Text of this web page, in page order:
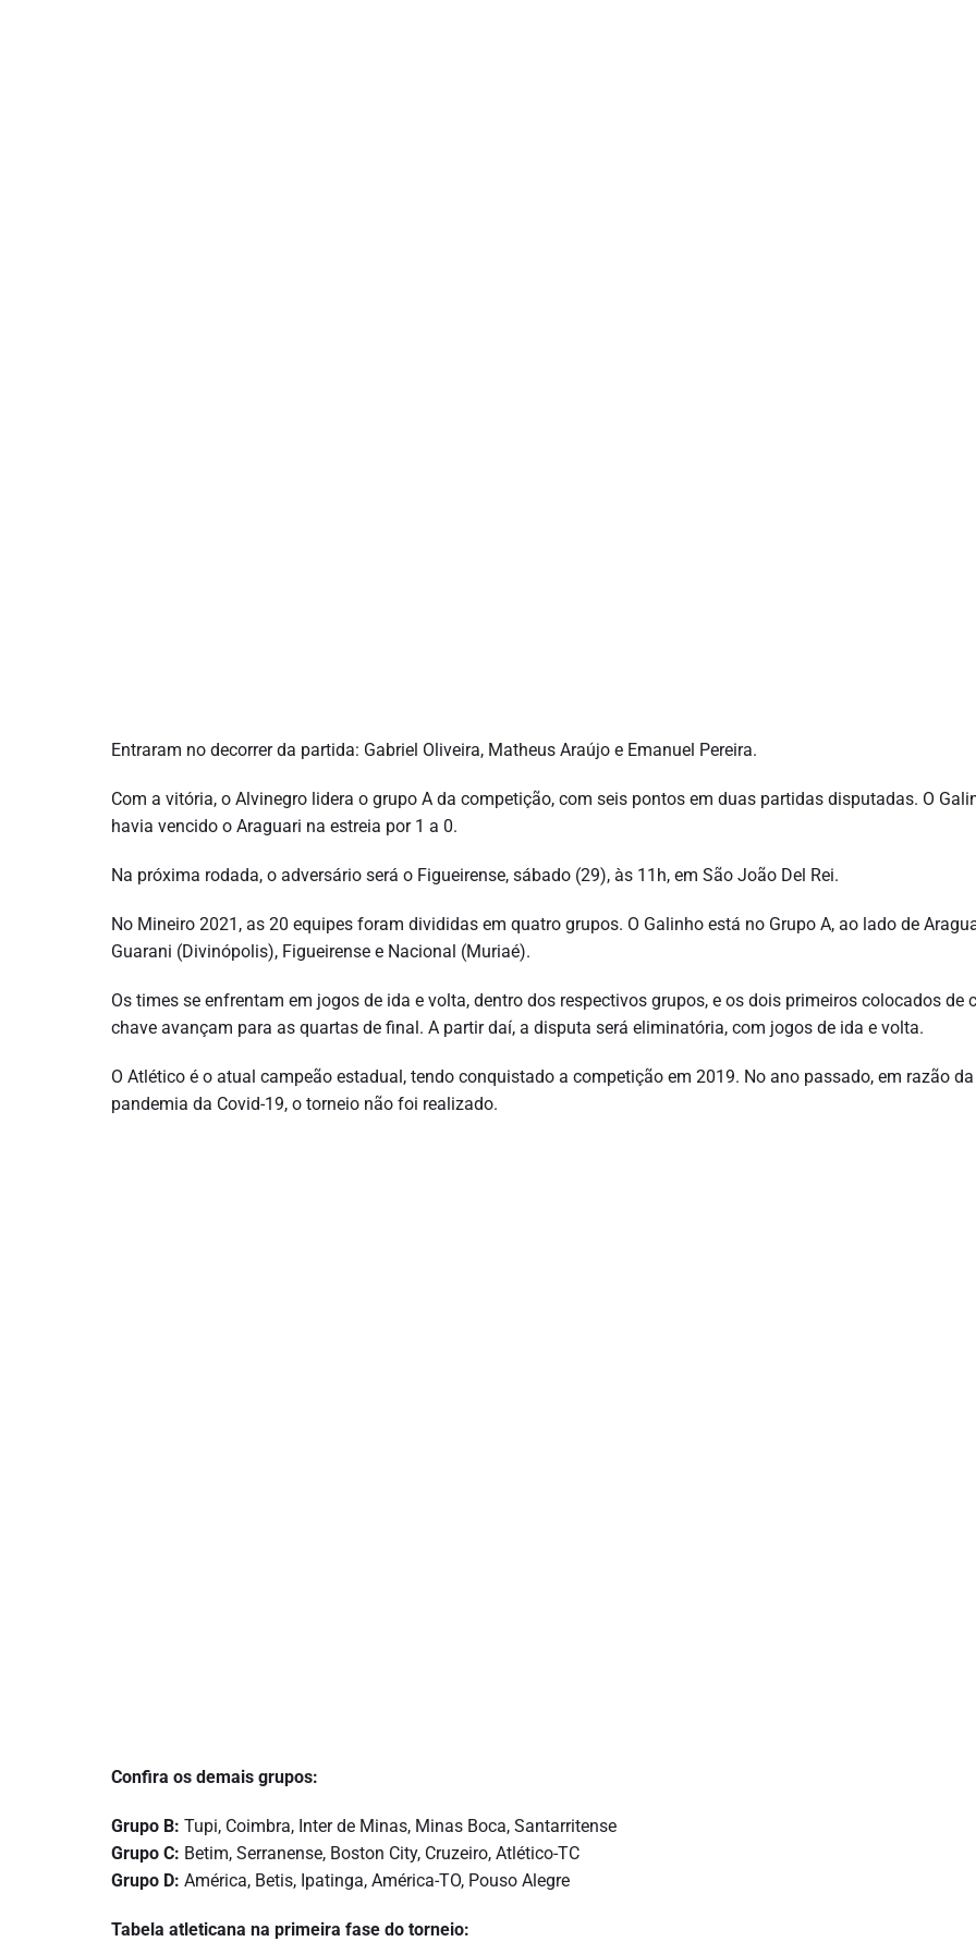
Entraram no decorrer da partida: Gabriel Oliveira, Matheus Araújo e Emanuel Pereira.
Com a vitória, o Alvinegro lidera o grupo A da competição, com seis pontos em duas partidas disputadas. O
havia vencido o Araguari na estreia por 1 a 0.
Na próxima rodada, o adversário será o Figueirense, sábado (29), às 11h, em São João Del Rei.
No Mineiro 2021, as 20 equipes foram divididas em quatro grupos. O Galinho está no Grupo A, ao lado de
Guarani (Divinópolis), Figueirense e Nacional (Muriaé).
Os times se enfrentam em jogos de ida e volta, dentro dos respectivos grupos, e os dois primeiros colocados de
chave avançam para as quartas de final. A partir daí, a disputa será eliminatória, com jogos de ida e volta.
O Atlético é o atual campeão estadual, tendo conquistado a competição em 2019. No ano passado, em razão da
pandemia da Covid-19, o torneio não foi realizado.
Confira os demais grupos:
Grupo B: Tupi, Coimbra, Inter de Minas, Minas Boca, Santarritense
Grupo C: Betim, Serranense, Boston City, Cruzeiro, Atlético-TC
Grupo D: América, Betis, Ipatinga, América-TO, Pouso Alegre
Tabela atleticana na primeira fase do torneio: